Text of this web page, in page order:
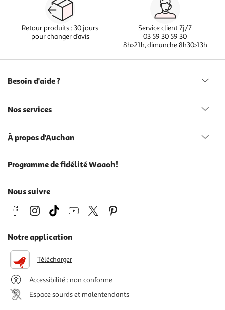
Retour produits : 30 jours
pour changer d’avis
Service client 7j/7
03 59 30 59 30
8h>21h, dimanche 8h30>13h
Besoin d'aide ?
Nos services
À propos d'Auchan
Programme de fidélité Waaoh!
Nous suivre
Notre application
Télécharger
Accessibilité : non conforme
Espace sourds et malentendants